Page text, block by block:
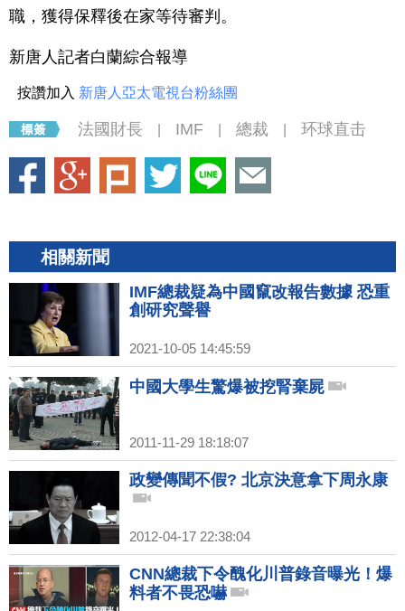
職，獲得保釋後在家等待審判。
新唐人記者白蘭綜合報導
按讚加入 新唐人亞太電視台粉絲團
法國財長 IMF 總裁 环球直击
相關新聞
IMF總裁疑為中國竄改報告數據 恐重
創研究聲譽
2021-10-05 14:45:59
中國大學生驚爆被挖腎棄屍
2011-11-29 18:18:07
政變傳聞不假? 北京決意拿下周永康
2012-04-17 22:38:04
CNN總裁下令醜化川普錄音曝光！爆
料者不畏恐嚇